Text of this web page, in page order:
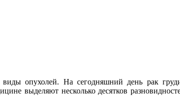
опухолей. На сегодняшний день рак груди
выделяют несколько десятков